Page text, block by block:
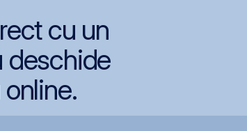
cu un
deschide
online.